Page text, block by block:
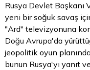
Rusya Devlet Başkanı
yeni bir soğuk savaş
"Ard" televizyonuna
Doğu Avrupa'da
jeopolitik oyun
bunun Rusya'yı yanıt